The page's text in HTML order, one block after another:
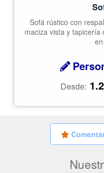
Sofá rústico con
maciza vista y
Desde: